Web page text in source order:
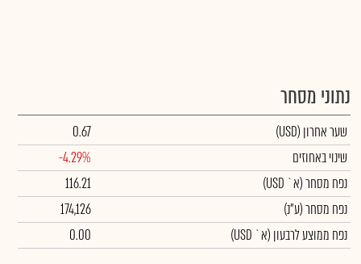
נתוני מסחר
שער אחרון (USD)
0.67
שינוי באחוזים
-4.29%
נפח מסחר(א` USD)
116.21
נפח מסחר(ע"נ)
174,126
נפח ממוצע לרבעון (א` USD)
0.00